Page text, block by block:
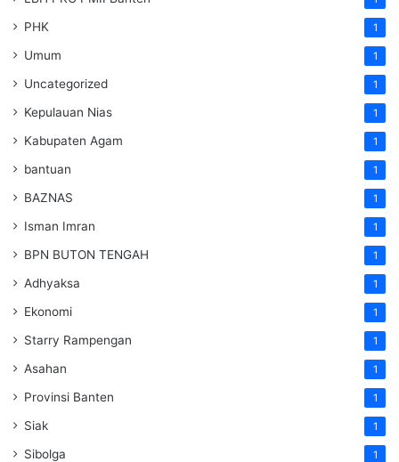
PHK 1
Umum 1
Uncategorized 1
Kepulauan Nias 1
Kabupaten Agam 1
bantuan 1
BAZNAS 1
Isman Imran 1
BPN BUTON TENGAH 1
Adhyaksa 1
Ekonomi 1
Starry Rampengan 1
Asahan 1
Provinsi Banten 1
Siak 1
Sibolga 1